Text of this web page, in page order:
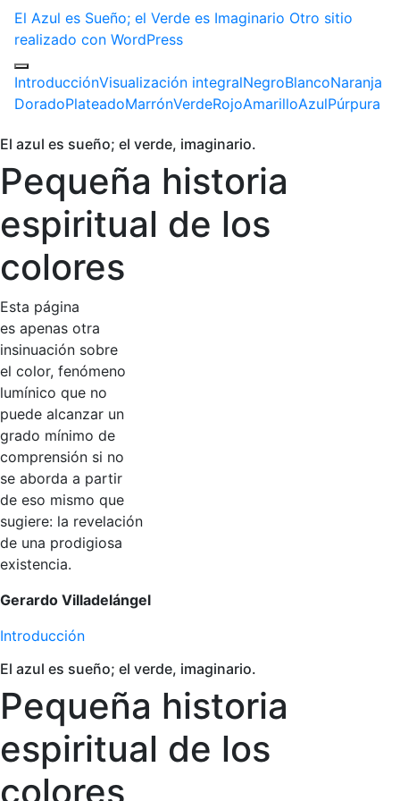
El Azul es Sueño; el Verde es Imaginario Otro sitio
realizado con WordPress
IntroducciónVisualización integralNegroBlancoNaranja
DoradoPlateadoMarrónVerdeRojoAmarilloAzulPúrpura
El azul es sueño; el verde, imaginario.
Pequeña historia
espiritual de los
colores
Esta página
es apenas otra
insinuación sobre
el color, fenómeno
lumínico que no
puede alcanzar un
grado mínimo de
comprensión si no
se aborda a partir
de eso mismo que
sugiere: la revelación
de una prodigiosa
existencia.
Gerardo Villadelángel
Introducción
El azul es sueño; el verde, imaginario.
Pequeña historia
espiritual de los
colores